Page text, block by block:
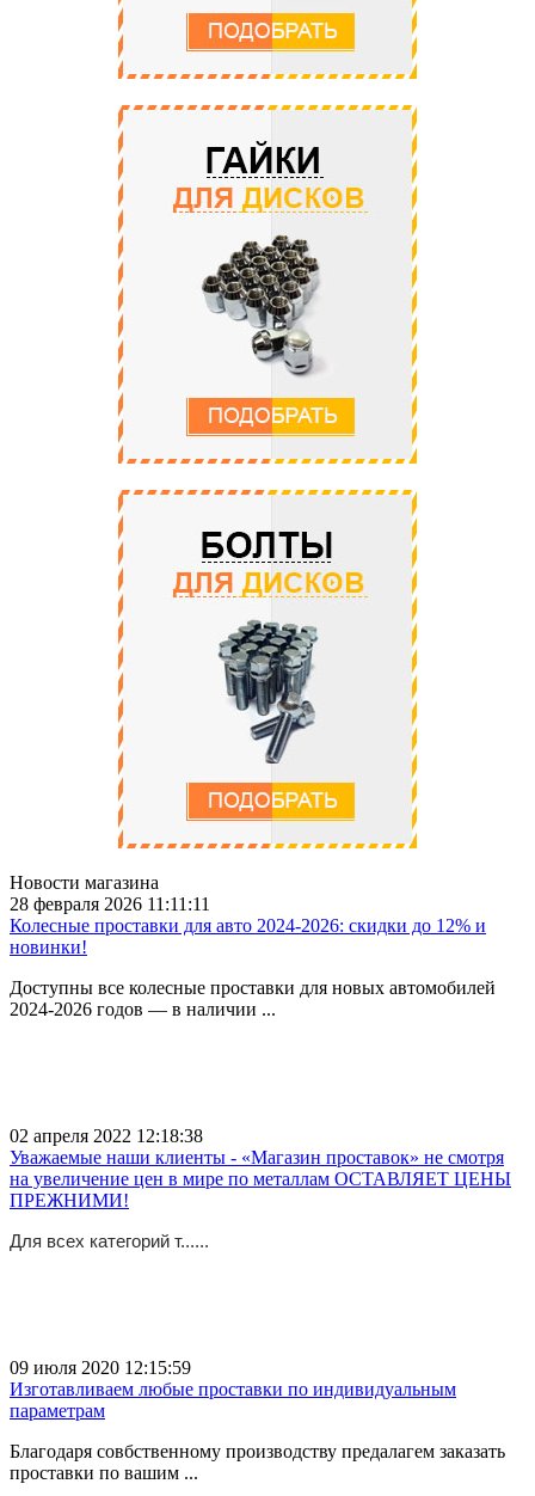
Новости магазина
28 февраля 2026 11:11:11
Колесные проставки для авто 2024-2026: скидки до 12% и
новинки!
Доступны все колесные проставки для новых автомобилей
2024-2026 годов — в наличии ...
02 апреля 2022 12:18:38
Уважаемые наши клиенты - «Магазин проставок» не смотря
на увеличение цен в мире по металлам ОСТАВЛЯЕТ ЦЕНЫ
ПРЕЖНИМИ!
Для всех категорий т......
09 июля 2020 12:15:59
Изготавливаем любые проставки по индивидуальным
параметрам
Благодаря совбственному производству предалагем заказать
проставки по вашим ...